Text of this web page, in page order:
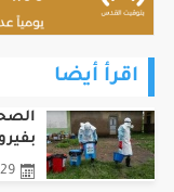
29 مايو، 2026 - 01:05pm